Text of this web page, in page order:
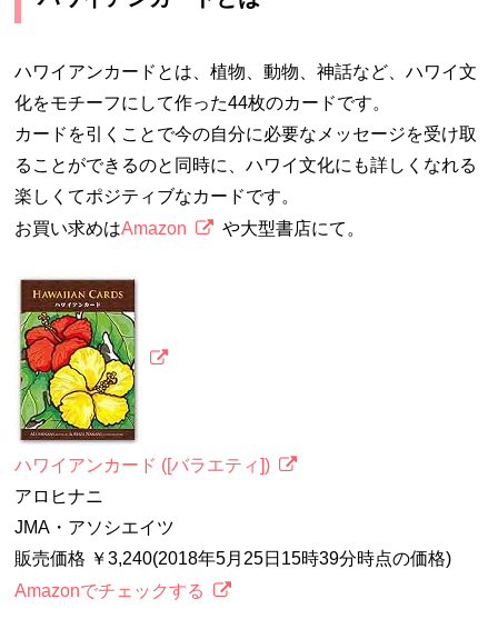
ハワイアンカードとは、植物、動物、神話など、ハワイ文
化をモチーフにして作った44枚のカードです。
カードを引くことで今の自分に必要なメッセージを受け取
ることができるのと同時に、ハワイ文化にも詳しくなれる
楽しくてポジティブなカードです。
お買い求めはAmazon や大型書店にて。
ハワイアンカード ([バラエティ])
アロヒナニ
JMA・アソシエイツ
販売価格 ￥3,240(2018年5月25日15時39分時点の価格)
Amazonでチェックする